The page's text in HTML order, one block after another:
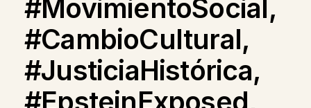
#MovimientoSocial,
#CambioCultural,
#JusticiaHistórica,
#EpsteinExposed,